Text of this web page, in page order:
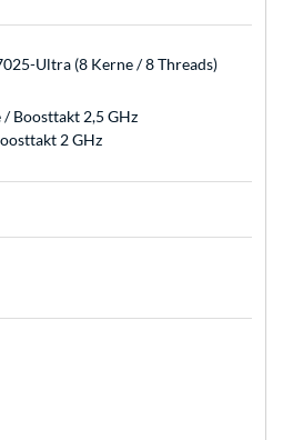
Ultra (8 Kerne / 8 Threads)
Boosttakt 2,5 GHz
2 GHz